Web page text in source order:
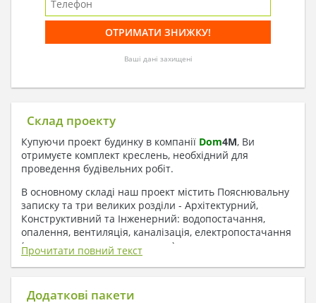
Ваші дані захищені
Склад проекту
Купуючи проект будинку в компанії Dom4M, Ви
отримуєте комплект креслень, необхідний для
проведення будівельних робіт.
В основному складі наш проект містить Пояснювальну
записку та три великих розділи - Архітектурний,
Конструктивний та Інженерний: водопостачання,
опалення, вентиляція, каналізація, електропостачання
( купується за додаткову плату ).
1. До складу Архітектурного розділу
входять:
Прочитати повний текст
Додаткові пакети